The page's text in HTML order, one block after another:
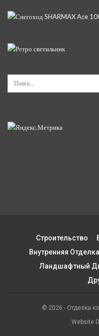
Строительство
Внутренняя Отделка
Ландшафтный
© 2026 - Отделка
Website